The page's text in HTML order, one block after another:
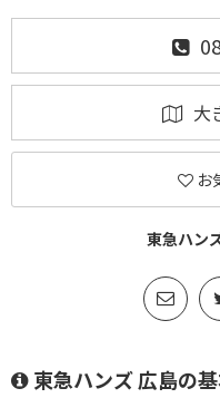
大
お
東急ハン
東急ハンズ 広島の